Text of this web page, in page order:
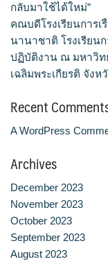
ทำเนียบคณบดี
ทิศทางการดำเนินง
นักศึกษา
บันทึกเทปกิจกรรม
บุคลากรสายวิชาการ
บุคลากรสายสนับสนุนวิ
ประวัติ วิสัยทัศน์ พันธ
กลับมาใช้ได้ใหม่”
คณบดีโรงเรียนการ
นานาชาติ โรงเรียน
ปฏิบัติงาน ณ มหาวิท
เฉลิมพระเกียรติ จัง
Recent
A WordPress
Archives
December 2023
November 2023
October 2023
September 2023
August 2023